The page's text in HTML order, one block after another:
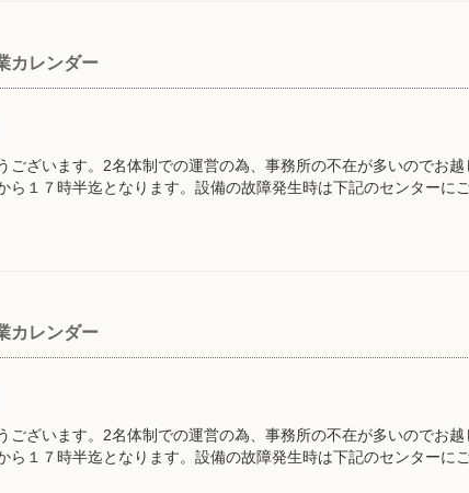
レンダー
ございます。2名体制での運営の為、事務所の不在が多いのでお
ら１７時半迄となります。設備の故障発生時は下記のセンターに
レンダー
ございます。2名体制での運営の為、事務所の不在が多いのでお
ら１７時半迄となります。設備の故障発生時は下記のセンターに